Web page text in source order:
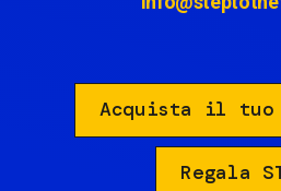
Acquista il
Regala